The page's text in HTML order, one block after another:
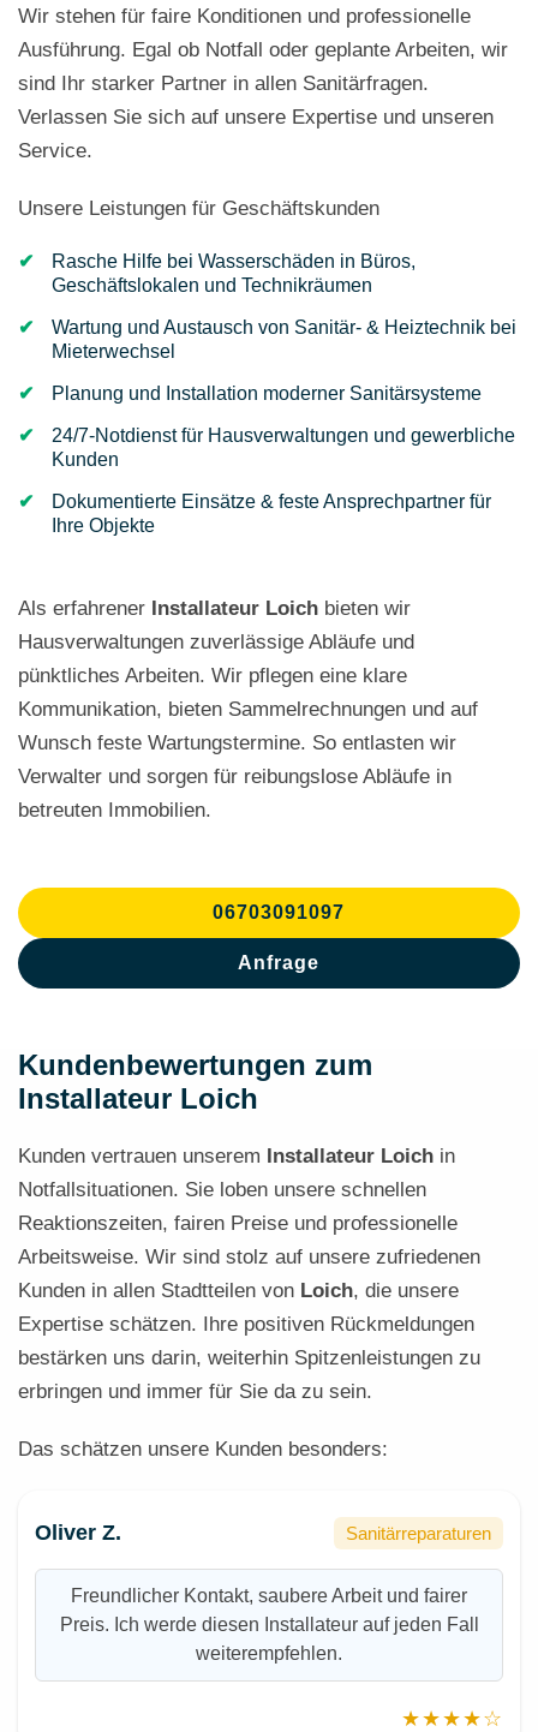
Wir stehen für faire Konditionen und professionelle
Ausführung. Egal ob Notfall oder geplante Arbeiten, wir
sind Ihr starker Partner in allen Sanitärfragen.
Verlassen Sie sich auf unsere Expertise und unseren
Service.
Unsere Leistungen für Geschäftskunden
Rasche Hilfe bei Wasserschäden in Büros,
Geschäftslokalen und Technikräumen
Wartung und Austausch von Sanitär- & Heiztechnik bei
Mieterwechsel
Planung und Installation moderner Sanitärsysteme
24/7-Notdienst für Hausverwaltungen und gewerbliche
Kunden
Dokumentierte Einsätze & feste Ansprechpartner für
Ihre Objekte
Als erfahrener Installateur Loich bieten wir
Hausverwaltungen zuverlässige Abläufe und
pünktliches Arbeiten. Wir pflegen eine klare
Kommunikation, bieten Sammelrechnungen und auf
Wunsch feste Wartungstermine. So entlasten wir
Verwalter und sorgen für reibungslose Abläufe in
betreuten Immobilien.
06703091097
Anfrage
Kundenbewertungen zum
Installateur Loich
Kunden vertrauen unserem Installateur Loich in
Notfallsituationen. Sie loben unsere schnellen
Reaktionszeiten, fairen Preise und professionelle
Arbeitsweise. Wir sind stolz auf unsere zufriedenen
Kunden in allen Stadtteilen von Loich, die unsere
Expertise schätzen. Ihre positiven Rückmeldungen
bestärken uns darin, weiterhin Spitzenleistungen zu
erbringen und immer für Sie da zu sein.
Das schätzen unsere Kunden besonders:
Oliver Z. Sanitärreparaturen
Freundlicher Kontakt, saubere Arbeit und fairer
Preis. Ich werde diesen Installateur auf jeden Fall
weiterempfehlen.
★★★★☆